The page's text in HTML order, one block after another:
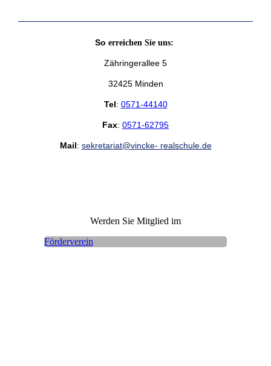
So erreichen Sie uns:
Zähringerallee 5
32425 Minden
Tel: 0571-44140
Fax: 0571-62795
Mail: sekretariat@vincke- realschule.de
Werden Sie Mitglied im
Förderverein